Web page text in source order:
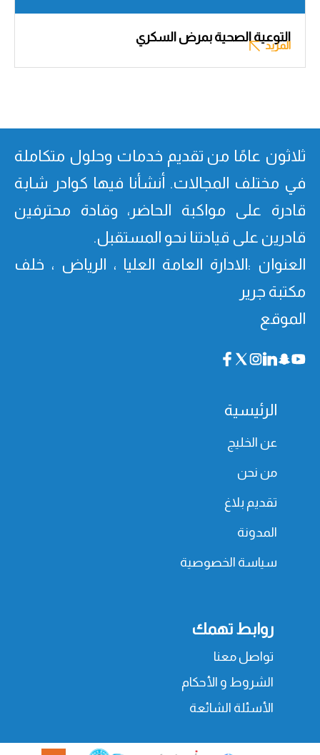
التوعية الصحية بمرض السكري
المزيد
ثلاثون عامًا من تقدیم خدمات وحلول متكاملة
في مختلف المجالات. أنشأنا فیھا كوادر شابة
قادرة على مواكبة الحاضر، وقادة محترفین
قادرین على قیادتنا نحو المستقبل.
العنوان :الادارة العامة العليا ، الرياض ، خلف
مكتبة جرير
الموقع
الرئيسية
عن الخليج
من نحن
تقديم بلاغ
المدونة
سياسة الخصوصية
روابط تهمك
تواصل معنا
الشروط و الأحكام
الأسئلة الشائعة